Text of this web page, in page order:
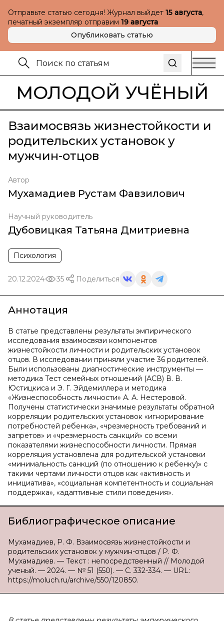
Отправьте статью сегодня! Журнал выйдет 15 августа,
печатный экземпляр отправим 19 августа
Опубликовать статью
МОЛОДОЙ УЧЁНЫЙ
Взаимосвязь жизнестойкости и
родительских установок у
мужчин-отцов
Автор
Мухамадиев Рустам Фавзилович
Научный руководитель
Дубовицкая Татьяна Дмитриевна
Психология
20.12.2024 35 Поделиться
Аннотация
В статье представлены результаты эмпирического
исследования взаимосвязи компонентов
жизнестойкости личности и родительских установок
отцов. В исследовании приняли участие 36 родителей.
Были использованы диагностические инструменты —
методика Тест семейных отношений (АСВ) В. В.
Юстицкиса и Э. Г. Эйдемиллера и методика
«Жизнеспособность личности» А. А. Нестеровой.
Получены статистически значимые результаты обратной
корреляции родительских установок «игнорирование
потребностей ребенка», «чрезмерность требований и
запретов» и «чрезмерность санкций» со всеми
показателями жизнеспособности личности. Прямая
корреляция установлена для родительской установки
«минимальность санкций (по отношению к ребенку)» с
такими чертами личности отцов как «активность и
инициатива», «социальная компетентность и социальная
поддержка», «адаптивные стили поведения».
Библиографическое описание
Мухамадиев, Р. Ф. Взаимосвязь жизнестойкости и
родительских установок у мужчин-отцов / Р. Ф.
Мухамадиев. — Текст : непосредственный // Молодой
ученый. — 2024. — № 51 (550). — С. 332-334. — URL:
https://moluch.ru/archive/550/120850.